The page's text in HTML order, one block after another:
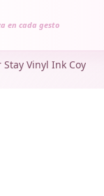
en cada gesto
Stay Vinyl Ink Coy